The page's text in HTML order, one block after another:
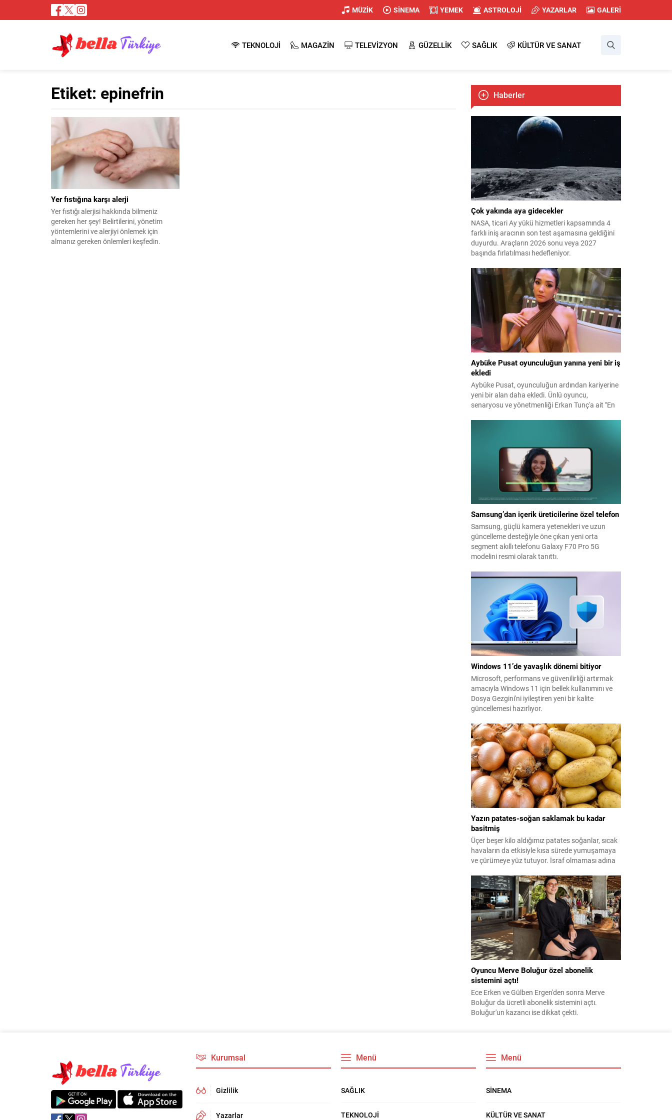
MÜZİK SİNEMA YEMEK ASTROLOJİ YAZARLAR GALERİ
TEKNOLOJİ MAGAZİN TELEVİZYON GÜZELLİK SAĞLIK KÜLTÜR VE SANAT
Etiket: epinefrin
Yer fıstığına karşı alerji
Yer fıstığı alerjisi hakkında bilmeniz
gereken her şey! Belirtilerini, yönetim
yöntemlerini ve alerjiyi önlemek için
almanız gereken önlemleri keşfedin.
Haberler
Çok yakında aya gidecekler
NASA, ticari Ay yükü hizmetleri kapsamında 4
farklı iniş aracının son test aşamasına geldiğini
duyurdu. Araçların 2026 sonu veya 2027
başında fırlatılması hedefleniyor.
Aybüke Pusat oyunculuğun yanına yeni bir iş
ekledi
Aybüke Pusat, oyunculuğun ardından kariyerine
yeni bir alan daha ekledi. Ünlü oyuncu,
senaryosu ve yönetmenliği Erkan Tunç'a ait "En
Samsung’dan içerik üreticilerine özel telefon
Samsung, güçlü kamera yetenekleri ve uzun
güncelleme desteğiyle öne çıkan yeni orta
segment akıllı telefonu Galaxy F70 Pro 5G
modelini resmi olarak tanıttı.
Windows 11’de yavaşlık dönemi bitiyor
Microsoft, performans ve güvenilirliği artırmak
amacıyla Windows 11 için bellek kullanımını ve
Dosya Gezgini'ni iyileştiren yeni bir kalite
güncellemesi hazırlıyor.
Yazın patates-soğan saklamak bu kadar
basitmiş
Üçer beşer kilo aldığımız patates soğanlar, sıcak
havaların da etkisiyle kısa sürede yumuşamaya
ve çürümeye yüz tutuyor. İsraf olmaması adına
merak ediliyor. Meğer formülü çok basitmiş...
Oyuncu Merve Boluğur özel abonelik
sistemini açtı!
Ece Erken ve Gülben Ergen'den sonra Merve
Boluğur da ücretli abonelik sistemini açtı.
Boluğur'un kazancı ise dikkat çekti.
Kurumsal
Gizlilik
Yazarlar
Menü
SAĞLIK
TEKNOLOJİ
Menü
SİNEMA
KÜLTÜR VE SANAT